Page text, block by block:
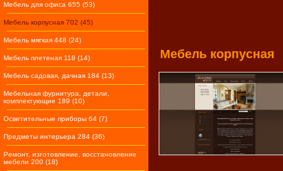
Мебель для офиса 655 (53)
Мебель корпусная 702 (45)
Мебель мягкая 448 (24)
Мебель плетеная 118 (14)
Мебель садовая, дачная 184 (13)
Мебельная фурнитура, детали,
комплектующие 189 (10)
Осветительные приборы 64 (7)
Предметы интерьера 284 (36)
Ремонт, изготовление, восстановление
мебели 200 (18)
Мебель корпусная